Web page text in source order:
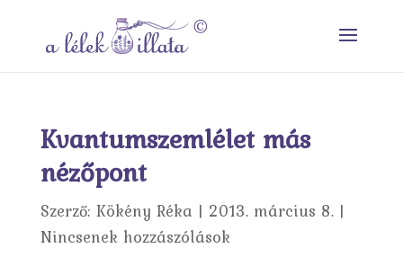
Kvantumszemlélet más
nézőpont
Szerző: Kökény Réka | 2013. március 8.|
Nincsenek hozzászólások